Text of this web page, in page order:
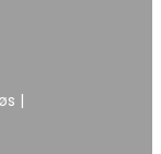
|